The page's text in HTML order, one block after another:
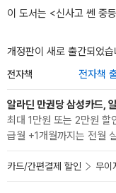
이 도서는 <신사고 쎈 중
개정판이 새로 출간되었습
전자책 전자책
알라딘 만권당 삼성카드,
최대 1만원 또는 2만원
급월 +1개월까지는 전월
카드/간편결제 할인 무이